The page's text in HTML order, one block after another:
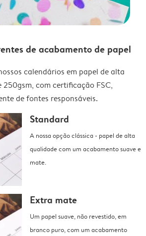
de acabamento de papel
calendários em papel de alta
250gsm, com certificação FSC,
de fontes responsáveis.
Standard
A nossa opção clássica - papel de alta
qualidade com um acabamento suave e
mate.
Extra mate
Um papel suave, não revestido, em
branco puro, com um acabamento